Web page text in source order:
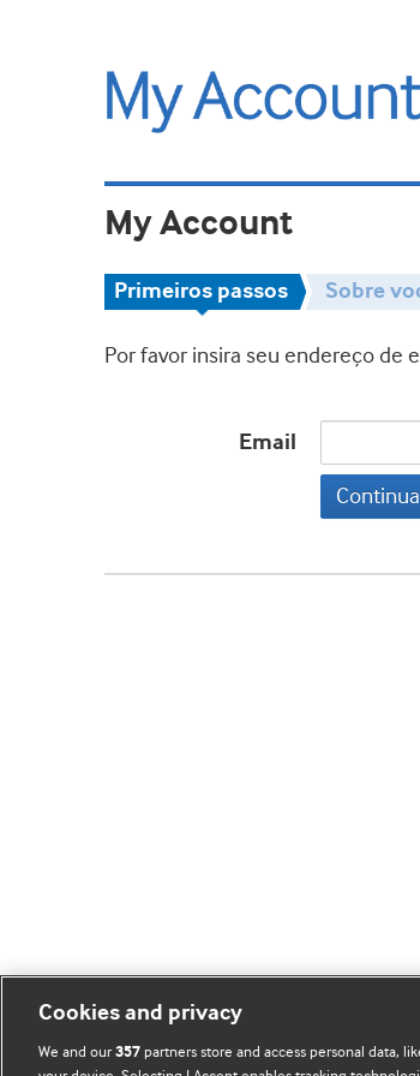
My Account
Primeiros passos Sobre
Por favor insira seu endereço de
Email
Cookies and privacy
We and our357 partners store and access personal data,